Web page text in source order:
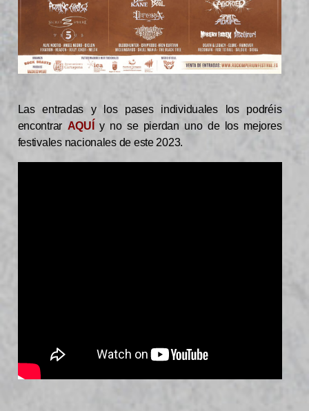
Las entradas y los pases individuales los podréis
encontrar AQUÍ
y no se pierdan uno de los mejores
festivales nacionales de este 2023.